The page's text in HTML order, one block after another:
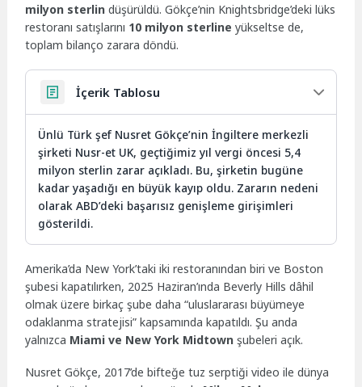
milyon sterlin düşürüldü. Gökçe’nin Knightsbridge’deki lüks
restoranı satışlarını 10 milyon sterline yükseltse de,
toplam bilanço zarara döndü.
İçerik Tablosu
Ünlü Türk şef Nusret Gökçe’nin İngiltere merkezli
şirketi Nusr-et UK, geçtiğimiz yıl vergi öncesi 5,4
milyon sterlin zarar açıkladı. Bu, şirketin bugüne
kadar yaşadığı en büyük kayıp oldu. Zararın nedeni
olarak ABD’deki başarısız genişleme girişimleri
gösterildi.
Amerika’da New York’taki iki restoranından biri ve Boston
şubesi kapatılırken, 2025 Haziran’ında Beverly Hills dâhil
olmak üzere birkaç şube daha “uluslararası büyümeye
odaklanma stratejisi” kapsamında kapatıldı. Şu anda
yalnızca Miami ve New York Midtown şubeleri açık.
Nusret Gökçe, 2017’de bifteğe tuz serptiği video ile dünya